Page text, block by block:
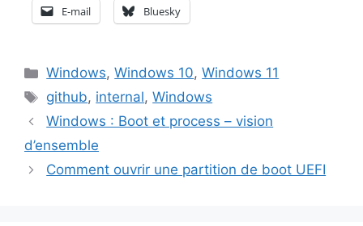
E-mail Bluesky
Catégories
Windows,Windows 10,Windows 11
Étiquettes
github, internal,Windows
Windows : Boot et process – vision
d’ensemble
Comment ouvrir une partition de boot UEFI